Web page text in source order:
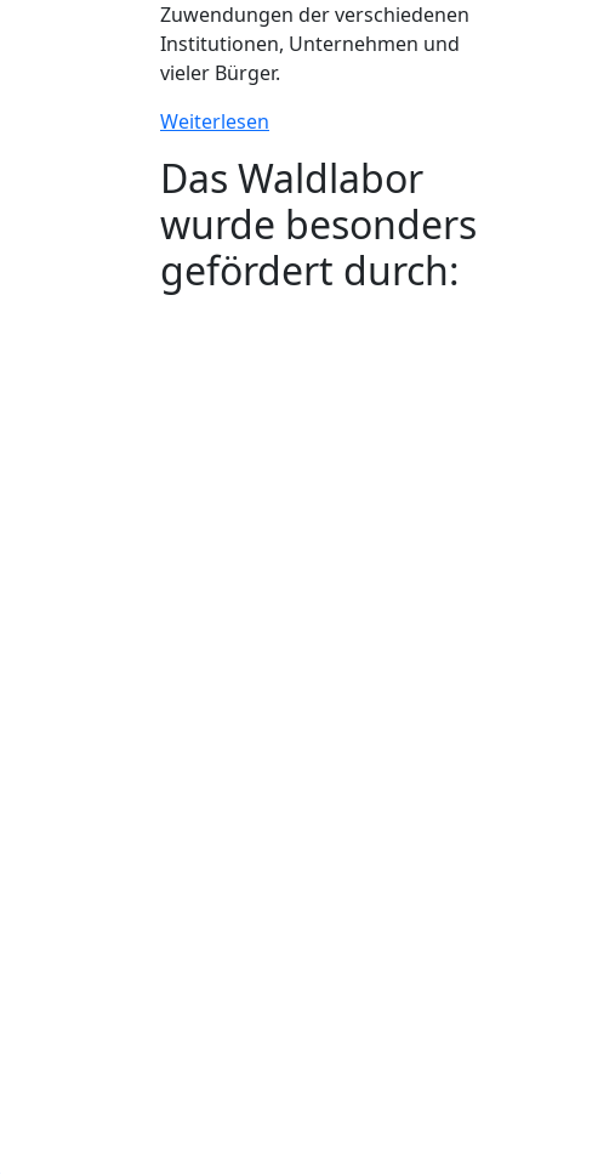
Zuwendungen der verschiedenen
Institutionen, Unternehmen und
vieler Bürger.
Weiterlesen
Das Waldlabor
wurde besonders
gefördert durch: